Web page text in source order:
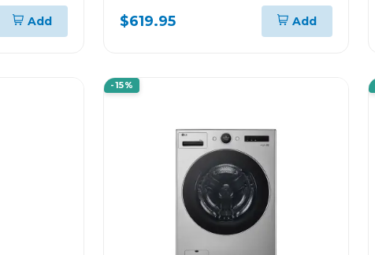
Add
KW MANAGER THINQ VM182C
$619.95 Add
-15%